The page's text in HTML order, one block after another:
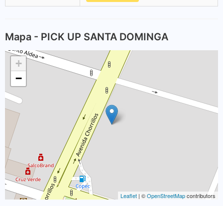
Mapa - PICK UP SANTA DOMINGA
+
−
Leaflet | ©OpenStreetMapcontributors